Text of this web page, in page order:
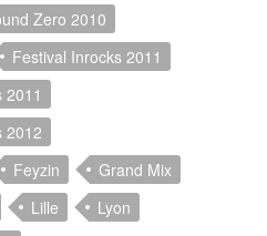
Zero 2010
Festival Inrocks 2011
2011
2012
Feyzin
Grand Mix
Lille
Lyon